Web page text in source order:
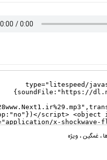
،غمگین ، ویژه